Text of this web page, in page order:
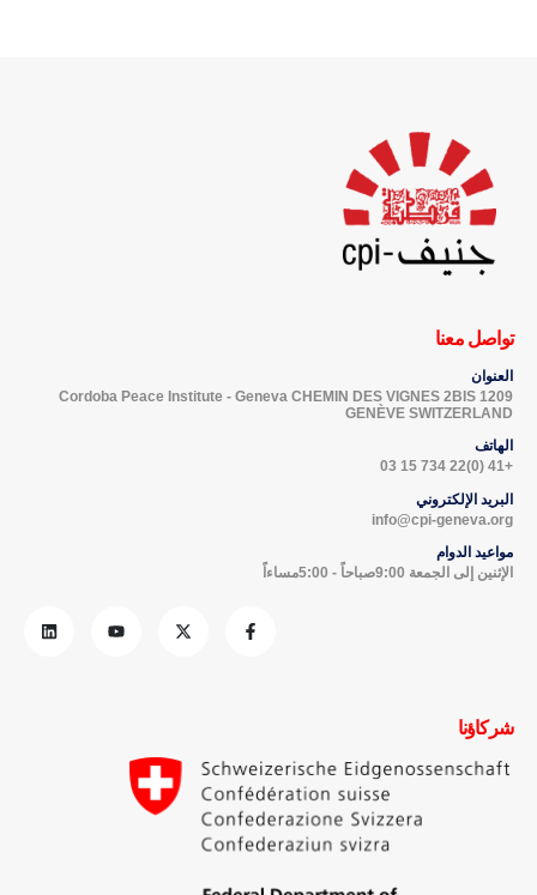
تواصل معنا
العنوان
Cordoba Peace Institute - Geneva CHEMIN DES VIGNES 2BIS 1209
GENÈVE SWITZERLAND
الهاتف
+41 (0)22 734 15 03
البريد الإلكتروني
info@cpi-geneva.org
مواعيد الدوام
الإثنين إلى الجمعة 9:00صباحاً - 5:00مساءاً
شركاؤنا